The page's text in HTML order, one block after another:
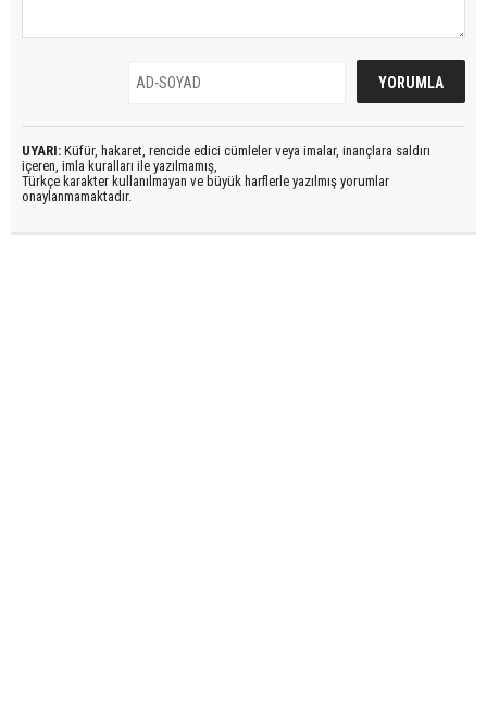
UYARI: Küfür, hakaret, rencide edici cümleler veya imalar, inançlara saldırı
içeren, imla kuralları ile yazılmamış,
Türkçe karakter kullanılmayan ve büyük harflerle yazılmış yorumlar
onaylanmamaktadır.